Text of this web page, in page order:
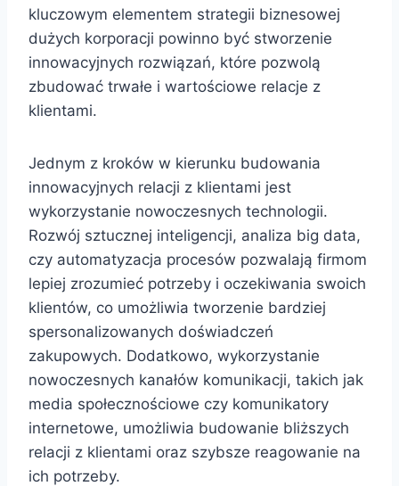
kluczowym elementem strategii biznesowej
dużych korporacji powinno być stworzenie
innowacyjnych rozwiązań, które pozwolą
zbudować trwałe i wartościowe relacje z
klientami.
Jednym z kroków w kierunku budowania
innowacyjnych relacji z klientami jest
wykorzystanie nowoczesnych technologii.
Rozwój sztucznej inteligencji, analiza big data,
czy automatyzacja procesów pozwalają firmom
lepiej zrozumieć potrzeby i oczekiwania swoich
klientów, co umożliwia tworzenie bardziej
spersonalizowanych doświadczeń
zakupowych. Dodatkowo, wykorzystanie
nowoczesnych kanałów komunikacji, takich jak
media społecznościowe czy komunikatory
internetowe, umożliwia budowanie bliższych
relacji z klientami oraz szybsze reagowanie na
ich potrzeby.